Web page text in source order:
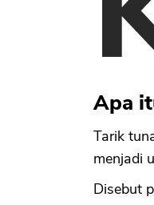
Apa
Tarik
menjadi
Disebut